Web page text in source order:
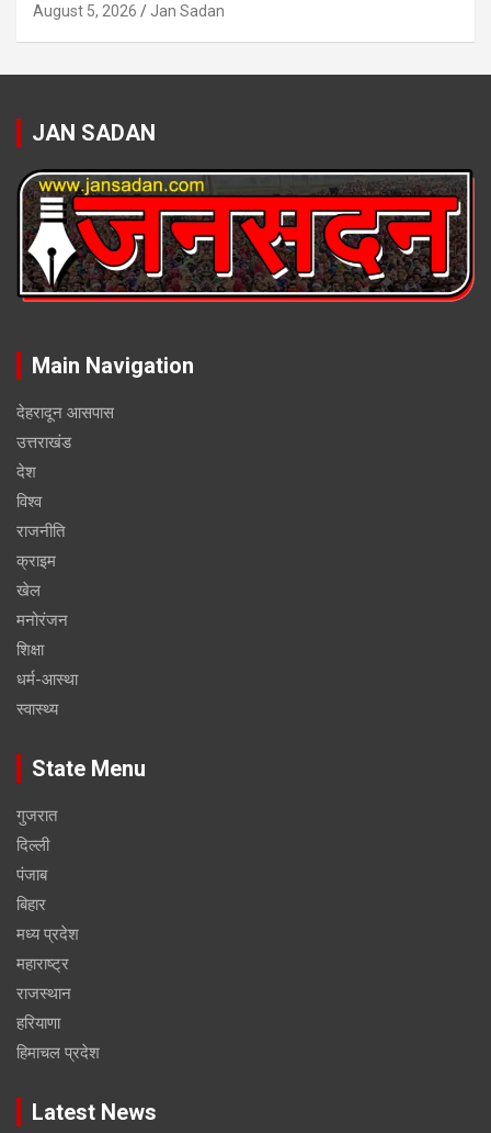
August 5, 2026 Jan Sadan
JAN SADAN
Main Navigation
देहरादून आसपास
उत्तराखंड
देश
विश्व
राजनीति
क्राइम
खेल
मनोरंजन
शिक्षा
धर्म-आस्था
स्वास्थ्य
State Menu
गुजरात
दिल्ली
पंजाब
बिहार
मध्य प्रदेश
महाराष्ट्र
राजस्थान
हरियाणा
हिमाचल प्रदेश
Latest News